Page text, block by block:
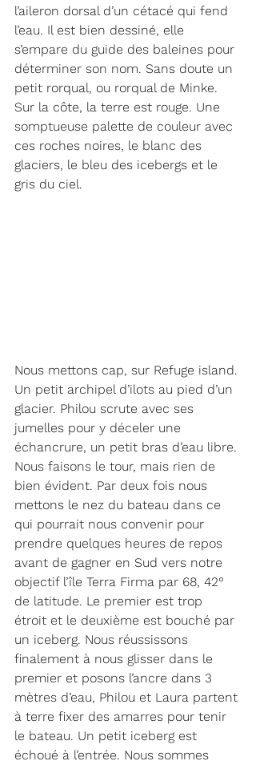
l’aileron dorsal d’un cétacé qui fend
l’eau. Il est bien dessiné, elle
s’empare du guide des baleines pour
déterminer son nom. Sans doute un
petit rorqual, ou rorqual de Minke.
Sur la côte, la terre est rouge. Une
somptueuse palette de couleur avec
ces roches noires, le blanc des
glaciers, le bleu des icebergs et le
gris du ciel.
Nous mettons cap, sur Refuge island.
Un petit archipel d’ilots au pied d’un
glacier. Philou scrute avec ses
jumelles pour y déceler une
échancrure, un petit bras d’eau libre.
Nous faisons le tour, mais rien de
bien évident. Par deux fois nous
mettons le nez du bateau dans ce
qui pourrait nous convenir pour
prendre quelques heures de repos
avant de gagner en Sud vers notre
objectif l’île Terra Firma par 68, 42°
de latitude. Le premier est trop
étroit et le deuxième est bouché par
un iceberg. Nous réussissons
finalement à nous glisser dans le
premier et posons l’ancre dans 3
mètres d’eau, Philou et Laura partent
à terre fixer des amarres pour tenir
le bateau. Un petit iceberg est
échoué à l’entrée. Nous sommes